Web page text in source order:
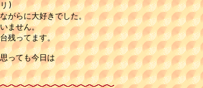
リ)
がらに大好きでした。
ません。
残ってます。
っても今日は